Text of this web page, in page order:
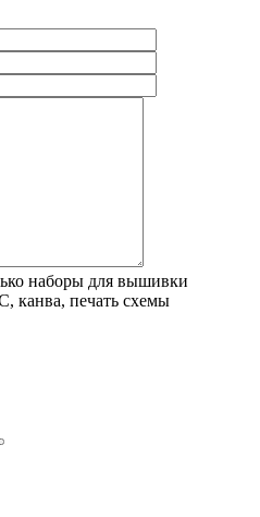
наборы для вышивки
канва, печать схемы